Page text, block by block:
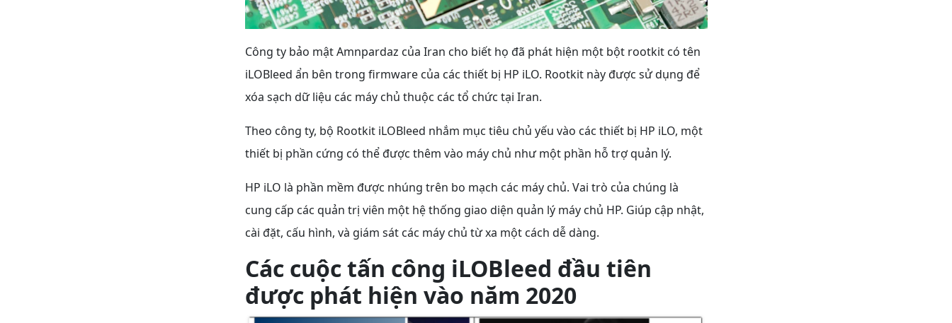
Công ty bảo mật Amnpardaz của Iran cho biết họ đã phát hiện một bột rootkit có tên
iLOBleed ẩn bên trong firmware của các thiết bị HP iLO. Rootkit này được sử dụng để
xóa sạch dữ liệu các máy chủ thuộc các tổ chức tại Iran.
Theo công ty, bộ Rootkit iLOBleed nhắm mục tiêu chủ yếu vào các thiết bị HP iLO, một
thiết bị phần cứng có thể được thêm vào máy chủ như một phần hỗ trợ quản lý.
HP iLO là phần mềm được nhúng trên bo mạch các máy chủ. Vai trò của chúng là
cung cấp các quản trị viên một hệ thống giao diện quản lý máy chủ HP. Giúp cập nhật,
cài đặt, cấu hình, và giám sát các máy chủ từ xa một cách dễ dàng.
Các cuộc tấn công iLOBleed đầu tiên
được phát hiện vào năm 2020